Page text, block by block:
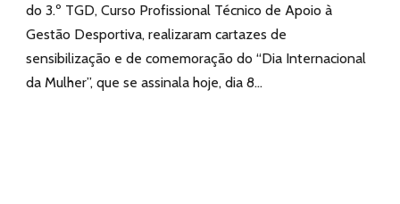
do 3.º TGD, Curso Profissional Técnico de Apoio à
Gestão Desportiva, realizaram cartazes de
sensibilização e de comemoração do “Dia Internacional
da Mulher”, que se assinala hoje, dia 8...